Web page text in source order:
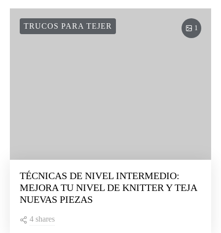
1
TRUCOS PARA TEJER
TÉCNICAS DE NIVEL INTERMEDIO:
MEJORA TU NIVEL DE KNITTER Y TEJA
NUEVAS PIEZAS
4 shares